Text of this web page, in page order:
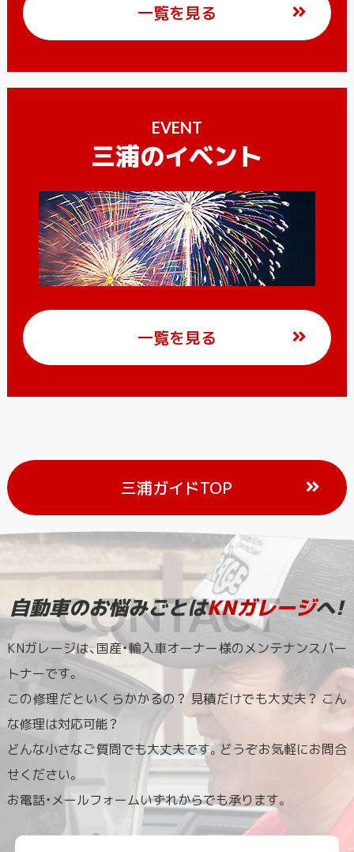
一覧を見る
EVENT
三浦のイベント
一覧を見る
三浦ガイドTOP
自動車のお悩みごとはKNガレージへ!
KNガレージは、国産・輸入車オーナー様のメンテナンスパー
トナーです。
この修理だといくらかかるの？ 見積だけでも大丈夫？ こん
な修理は対応可能？
どんな小さなご質問でも大丈夫です。どうぞお気軽にお問合
せください。
お電話・メールフォームいずれからでも承ります。